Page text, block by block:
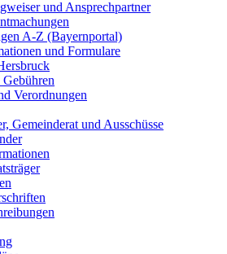
und Ansprechpartner
A-Z (Bayernportal)
und Formulare
Verordnungen
Gemeinderat und Ausschüsse